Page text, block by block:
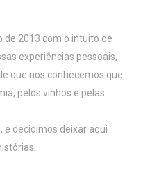
de 2013 com o intuito de
experiências pessoais,
que nos conhecemos que
pelos vinhos e pelas
decidimos deixar aqui